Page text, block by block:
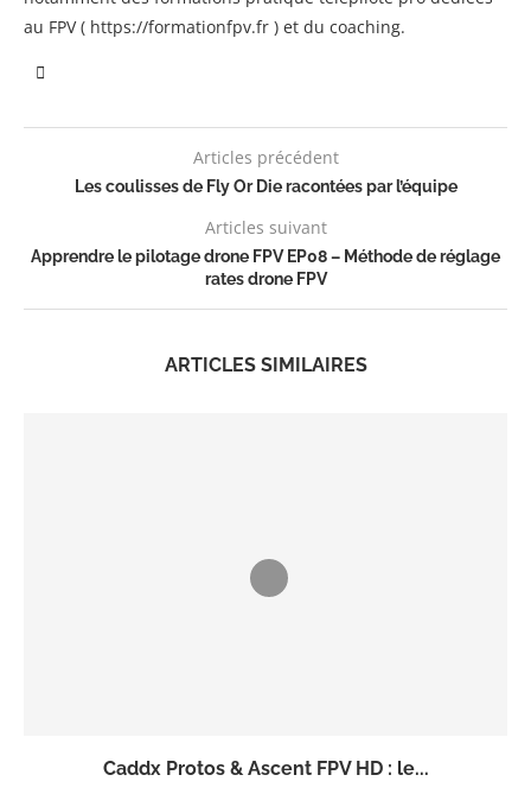
au FPV ( https://formationfpv.fr ) et du coaching.
Articles précédent
Les coulisses de Fly Or Die racontées par l’équipe
Articles suivant
Apprendre le pilotage drone FPV EP08 – Méthode de réglage
rates drone FPV
ARTICLES SIMILAIRES
Caddx Protos & Ascent FPV HD : le...